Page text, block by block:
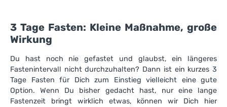
3 Tage Fasten: Kleine Maßnahme, große
Wirkung
Du hast noch nie gefastet und glaubst, ein längeres
Fastenintervall nicht durchzuhalten? Dann ist ein kurzes 3
Tage Fasten für Dich zum Einstieg vielleicht eine gute
Option. Wenn Du bisher gedacht hast, nur eine lange
Fastenzeit bringt wirklich etwas, können wir Dich hier